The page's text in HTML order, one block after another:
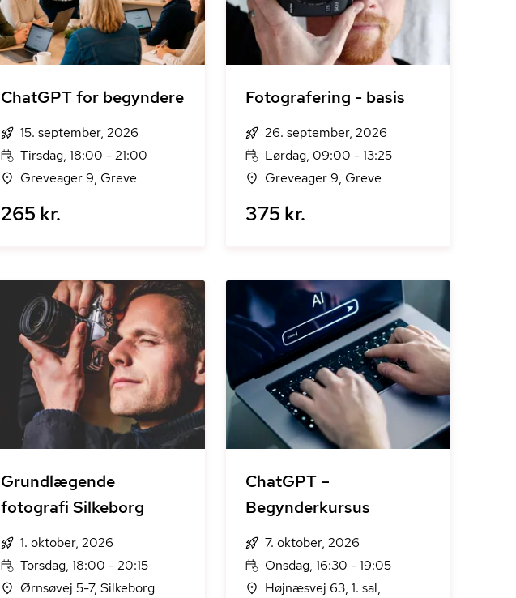
ChatGPT for begyndere
15. september, 2026
Tirsdag, 18:00 - 21:00
Greveager 9, Greve
265 kr.
Fotografering - basis
26. september, 2026
Lørdag, 09:00 - 13:25
Greveager 9, Greve
375 kr.
Grundlægende
fotografi Silkeborg
1. oktober, 2026
Torsdag, 18:00 - 20:15
Ørnsøvej 5-7, Silkeborg
ChatGPT –
Begynderkursus
7. oktober, 2026
Onsdag, 16:30 - 19:05
Højnæsvej 63, 1. sal,